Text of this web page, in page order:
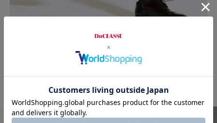
美脚シルエット
Doアイステックスパンツ・ワンタック